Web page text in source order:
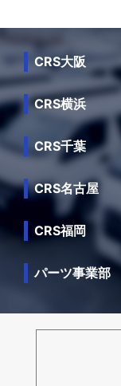
CRS大阪
CRS横浜
CRS千葉
CRS名古屋
CRS福岡
パーツ事業部